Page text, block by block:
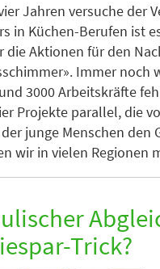
Jahren versuche der
in Küchen-Berufen ist
die Aktionen für den
Immer noch
3000 Arbeitskräfte
Projekte parallel, die
junge Menschen
wir in vielen Regionen
Trick?